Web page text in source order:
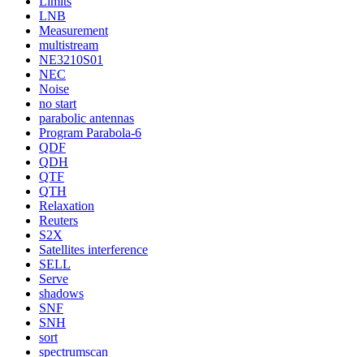
LNB
Measurement
multistream
NE3210S01
NEC
Noise
no start
parabolic antennas
Program Parabola-6
QDF
QDH
QTF
QTH
Relaxation
Reuters
S2X
Satellites interference
SELL
Serve
shadows
SNF
SNH
sort
spectrumscan